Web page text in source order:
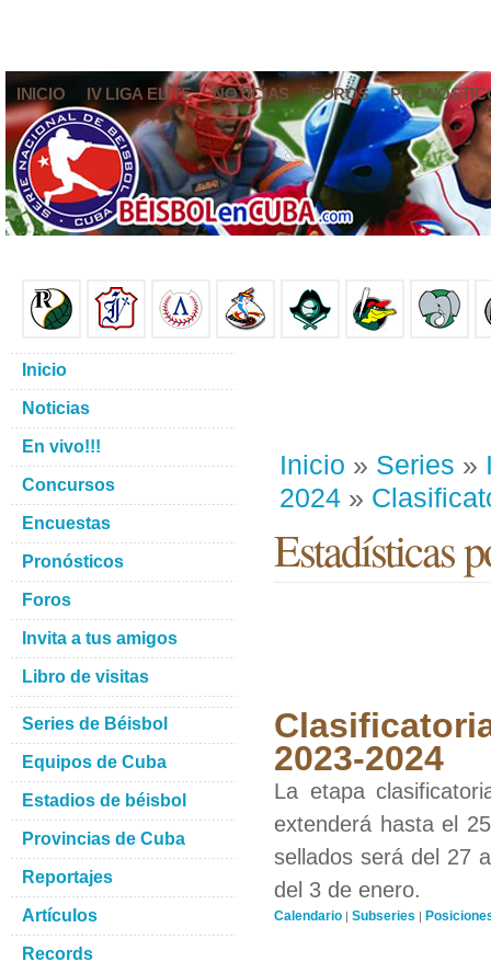
INICIO IV LIGA ELITE NOTICIAS FOROS
Inicio » Series »
2024 »
Estadísticas
2023-2024
La etapa
extenderá hasta el
sellados será del 27
del 3 de enero.
Calendario | Subseries |
Inicio
Noticias
En vivo!!!
Concursos
Encuestas
Pronósticos
Foros
Invita a tus amigos
Libro de visitas
Series de Béisbol
Equipos de Cuba
Estadios de béisbol
Provincias de Cuba
Reportajes
Artículos
Records